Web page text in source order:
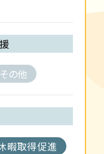
その他
暇取得促進